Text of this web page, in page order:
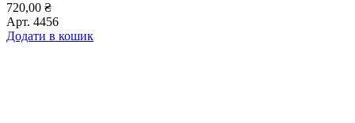
720,00 ₴
Арт. 4456
Додати в кошик